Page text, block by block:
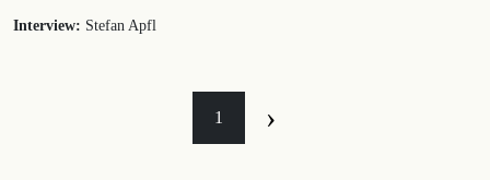
Interview: Stefan Apfl
1 ›